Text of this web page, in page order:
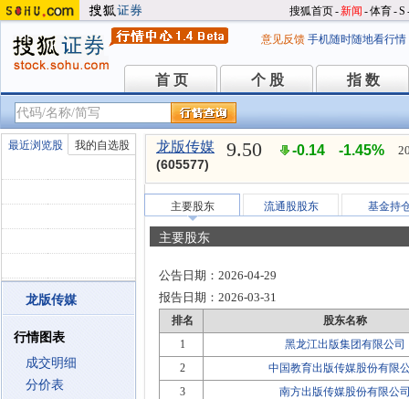
搜狐首页-新闻 -体育-S
意见反馈 手机随时随地看行情
首 页
首 页 个 股
个 股 指 数
指 数
最近浏览股 我的自选股
龙版传媒
行情图表
成交明细
分价表
龙版传媒
(605577)
9.50 -0.14 -1.45%
主要股东 流通股股东 基金持
主要股东
公告日期： 2026-04-29
报告日期： 2026-03-31
排名
股东名称
1
黑龙江出版集团有限公司
2
中国教育出版传媒股份有限
3
南方出版传媒股份有限公